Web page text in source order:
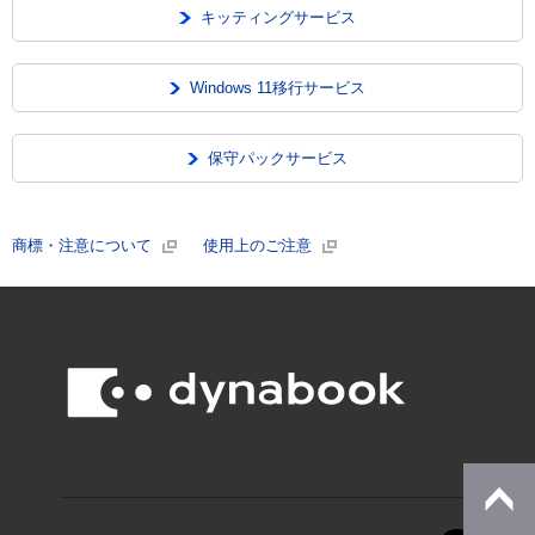
キッティングサービス
Windows 11移行サービス
保守パックサービス
商標・注意について 使用上のご注意